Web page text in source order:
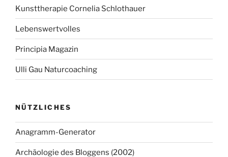
Kunsttherapie Cornelia Schlothauer
Lebenswertvolles
Principia Magazin
Ulli Gau Naturcoaching
NÜTZLICHES
Anagramm-Generator
Archäologie des Bloggens (2002)